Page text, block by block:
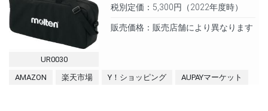
UR0030
税別定価：5,300円（2022年度時）
販売価格：販売店舗により異なります
AMAZON 楽天市場 Y！ショッピング AUPAYマーケット